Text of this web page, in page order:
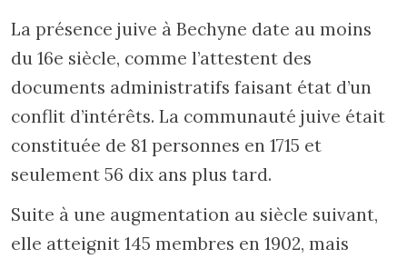
La présence juive à Bechyne date au moins
du 16e siècle, comme l’attestent des
documents administratifs faisant état d’un
conflit d’intérêts. La communauté juive était
constituée de 81 personnes en 1715 et
seulement 56 dix ans plus tard.
Suite à une augmentation au siècle suivant,
elle atteignit 145 membres en 1902, mais